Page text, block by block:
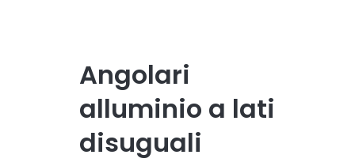
Angolari
alluminio a lati
disuguali